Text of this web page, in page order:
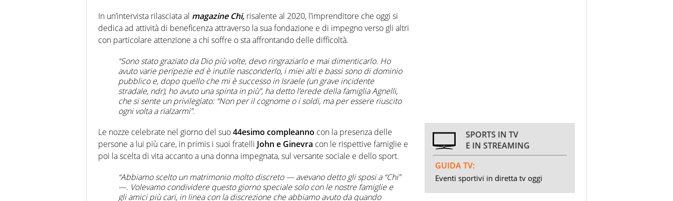
In un’intervista rilasciata al magazine Chi, risalente al 2020, l’imprenditore che oggi si
dedica ad attività di beneficenza attraverso la sua fondazione e di impegno verso gli altri
con particolare attenzione a chi soffre o sta affrontando delle difficoltà.
“Sono stato graziato da Dio più volte, devo ringraziarlo e mai dimenticarlo. Ho
avuto varie peripezie ed è inutile nasconderlo, i miei alti e bassi sono di dominio
pubblico e, dopo quello che mi è successo in Israele (un grave incidente
stradale, ndr), ho avuto una spinta in più”, ha detto l’erede della famiglia Agnelli,
che si sente un privilegiato: “Non per il cognome o i soldi, ma per essere riuscito
ogni volta a rialzarmi”.
Le nozze celebrate nel giorno del suo44esimo compleanno con la presenza delle
persone a lui più care, in primis i suoi fratelli John e Ginevra con le rispettive famiglie e
poi la scelta di vita accanto a una donna impegnata, sul versante sociale e dello sport.
“Abbiamo scelto un matrimonio molto discreto — avevano detto gli sposi a “Chi”
—. Volevamo condividere questo giorno speciale solo con le nostre famiglie e
gli amici più cari, in linea con la discrezione che abbiamo avuto da quando
SPORTS IN TV
E IN STREAMING
GUIDA TV:
Eventi sportivi in diretta tv oggi